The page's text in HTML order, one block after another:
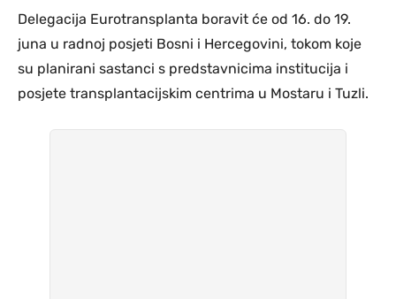
Delegacija Eurotransplanta boravit će od 16. do 19.
juna u radnoj posjeti Bosni i Hercegovini, tokom koje
su planirani sastanci s predstavnicima institucija i
posjete transplantacijskim centrima u Mostaru i Tuzli.